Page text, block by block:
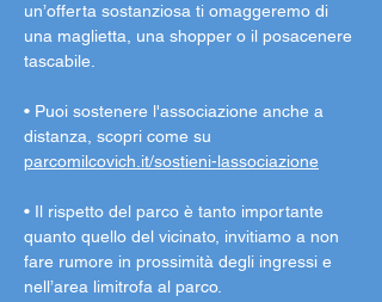
un’offerta sostanziosa ti omaggeremo di
una maglietta, una shopper o il posacenere
tascabile.
• Puoi sostenere l'associazione anche a
distanza, scopri come su
parcomilcovich.it/sostieni-lassociazione
• Il rispetto del parco è tanto importante
quanto quello del vicinato, invitiamo a non
fare rumore in prossimità degli ingressi e
nell’area limitrofa al parco.